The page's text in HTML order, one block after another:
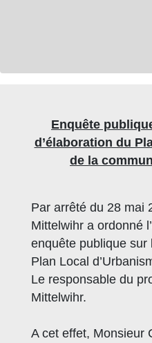
Enquête
d’élaboration du
de la
Par arrêté du 28 mai
Mittelwihr a ordonné
enquête publique sur
Plan Local
Le responsable du
Mittelwihr.
A cet effet, Monsieur